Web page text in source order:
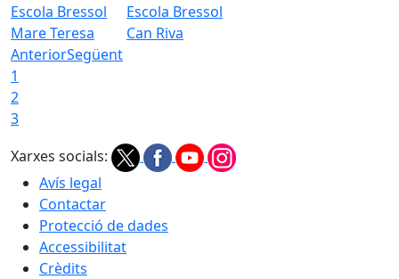
Escola Bressol
Mare Teresa
Escola Bressol
Can Riva
AnteriorSegüent
1
2
3
Xarxes socials:
Avís legal
Contactar
Protecció de dades
Accessibilitat
Crèdits